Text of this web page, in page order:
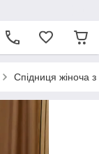
Спідниця жіноча